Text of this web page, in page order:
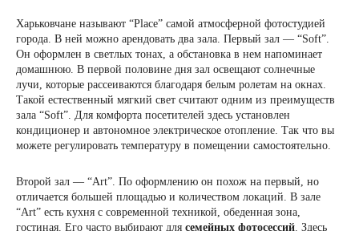
Харьковчане называют “Place” самой атмосферной фотостудией
города. В ней можно арендовать два зала. Первый зал — “Soft”.
Он оформлен в светлых тонах, а обстановка в нем напоминает
домашнюю. В первой половине дня зал освещают солнечные
лучи, которые рассеиваются благодаря белым ролетам на окнах.
Такой естественный мягкий свет считают одним из преимуществ
зала “Soft”. Для комфорта посетителей здесь установлен
кондиционер и автономное электрическое отопление. Так что вы
можете регулировать температуру в помещении самостоятельно.
Второй зал — “Art”. По оформлению он похож на первый, но
отличается большей площадью и количеством локаций. В зале
“Art” есть кухня с современной техникой, обеденная зона,
гостиная. Его часто выбирают для семейных фотосессий. Здесь